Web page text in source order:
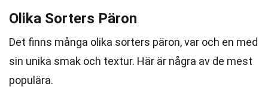
Olika Sorters Päron
Det finns många olika sorters päron, var och en med
sin unika smak och textur. Här är några av de mest
populära.